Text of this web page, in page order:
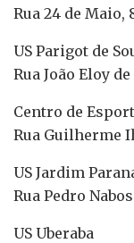
Rua 24 de
US Parigot de
Rua João Eloy
Centro de
Rua Guilherme
US Jardim
Rua Pedro
US Uberaba